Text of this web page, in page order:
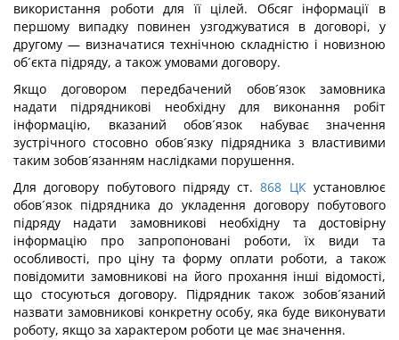
використання роботи для її цілей. Обсяг інформації в
першому випадку повинен узгоджуватися в договорі, у
другому — визначатися технічною складністю і новизною
об´єкта підряду, а також умовами договору.
Якщо договором передбачений обов´язок замовника
надати підрядникові необхідну для виконання робіт
інформацію, вказаний обов´язок набуває значення
зустрічного стосовно обов´язку підрядника з властивими
таким зобов´язанням наслідками порушення.
Для договору побутового підряду ст. 868 ЦКустановлює
обов´язок підрядника до укладення договору побутового
підряду надати замовникові необхідну та достовірну
інформацію про запропоновані роботи, їх види та
особливості, про ціну та форму оплати роботи, а також
повідомити замовникові на його прохання інші відомості,
що стосуються договору. Підрядник також зобов´язаний
назвати замовникові конкретну особу, яка буде виконувати
роботу, якщо за характером роботи це має значення.